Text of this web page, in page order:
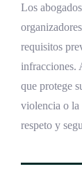
Los
requisitos
infracciones.
que protege
violencia o la
respeto y